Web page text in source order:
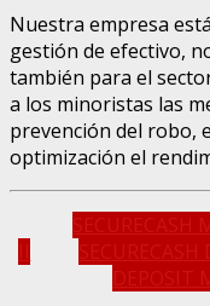
Nuestra empresa
gestión de efectivo,
también para el
a los minoristas las
prevención del robo,
optimización el